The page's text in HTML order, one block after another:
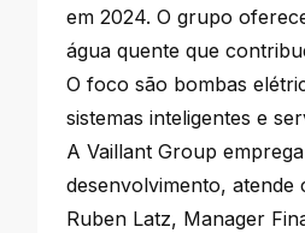
em 2024. O grupo
água quente que
O foco são bombas
sistemas inteligentes e
A Vaillant Group
desenvolvimento, atende
Ruben Latz, Manager